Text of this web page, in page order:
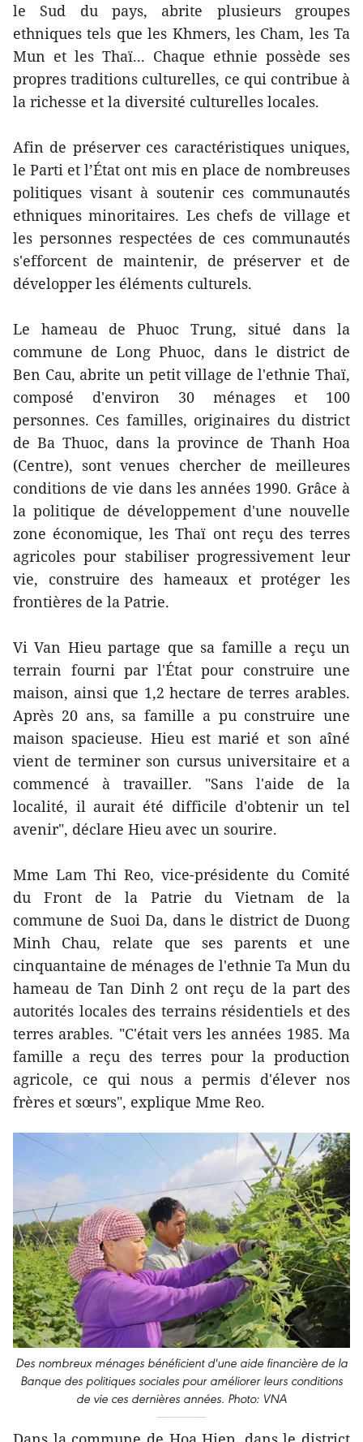
le Sud du pays, abrite plusieurs groupes
ethniques tels que les Khmers, les Cham, les Ta
Mun et les Thaï... Chaque ethnie possède ses
propres traditions culturelles, ce qui contribue à
la richesse et la diversité culturelles locales.
Afin de préserver ces caractéristiques uniques,
le Parti et l’État ont mis en place de nombreuses
politiques visant à soutenir ces communautés
ethniques minoritaires. Les chefs de village et
les personnes respectées de ces communautés
s'efforcent de maintenir, de préserver et de
développer les éléments culturels.
Le hameau de Phuoc Trung, situé dans la
commune de Long Phuoc, dans le district de
Ben Cau, abrite un petit village de l'ethnie Thaï,
composé d'environ 30 ménages et 100
personnes. Ces familles, originaires du district
de Ba Thuoc, dans la province de Thanh Hoa
(Centre), sont venues chercher de meilleures
conditions de vie dans les années 1990. Grâce à
la politique de développement d'une nouvelle
zone économique, les Thaï ont reçu des terres
agricoles pour stabiliser progressivement leur
vie, construire des hameaux et protéger les
frontières de la Patrie.
Vi Van Hieu partage que sa famille a reçu un
terrain fourni par l'État pour construire une
maison, ainsi que 1,2 hectare de terres arables.
Après 20 ans, sa famille a pu construire une
maison spacieuse. Hieu est marié et son aîné
vient de terminer son cursus universitaire et a
commencé à travailler. "Sans l'aide de la
localité, il aurait été difficile d'obtenir un tel
avenir", déclare Hieu avec un sourire.
Mme Lam Thi Reo, vice-présidente du Comité
du Front de la Patrie du Vietnam de la
commune de Suoi Da, dans le district de Duong
Minh Chau, relate que ses parents et une
cinquantaine de ménages de l'ethnie Ta Mun du
hameau de Tan Dinh 2 ont reçu de la part des
autorités locales des terrains résidentiels et des
terres arables. "C'était vers les années 1985. Ma
famille a reçu des terres pour la production
agricole, ce qui nous a permis d'élever nos
frères et sœurs", explique Mme Reo.
Des nombreux ménages bénéficient d'une aide financière de la
Banque des politiques sociales pour améliorer leurs conditions
de vie ces dernières années. Photo: VNA